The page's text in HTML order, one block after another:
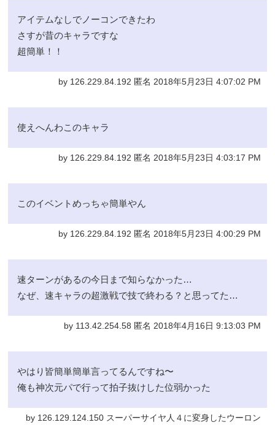
アイテムなしでノーコンできたわ
さすが昔のキャラですな
超簡単！！
by 126.229.84.192 匿名 2018年5月23日 4:07:02 PM
使えへんわこのキャラ
by 126.229.84.192 匿名 2018年5月23日 4:03:17 PM
このイベントめっちゃ簡単やん
by 126.229.84.192 匿名 2018年5月23日 4:00:29 PM
速ターンがあるの今日まで知らなかった…
なぜ、速キャラの超激戦で技で終わる？と思ってた…
by 113.42.254.58 匿名 2018年4月16日 9:13:03 PM
やはり皆簡単簡単言ってるんですね〜
俺も神次元パで行って拍子抜けした位弱かった
by 126.129.124.150 スーパーサイヤ人４に変身したウーロン